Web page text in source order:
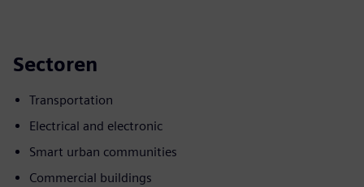
Sectoren
Transportation
Electrical and electronic
Smart urban communities
Commercial buildings